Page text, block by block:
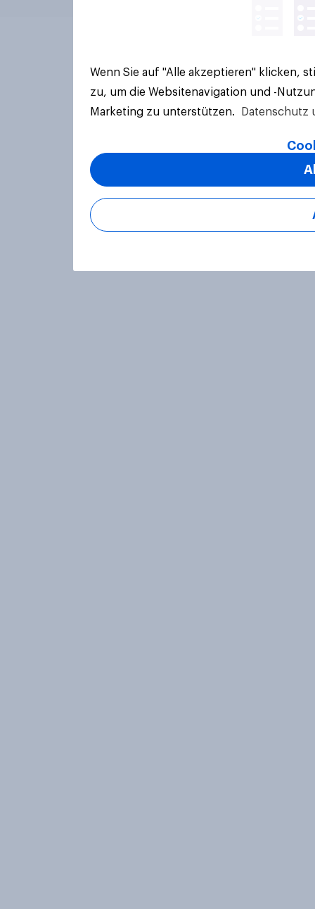
Wenn Sie auf "Alle akzeptieren" klicken,
zu, um die Websitenavigation und -
Marketing zu unterstützen.
Datenschutz